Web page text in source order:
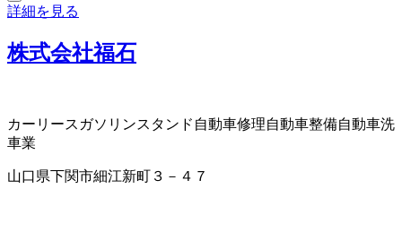
詳細を見る
株式会社福石
カーリース ガソリンスタンド 自動車修理自動車整備自動車洗
車業
山口県下関市細江新町３－４７